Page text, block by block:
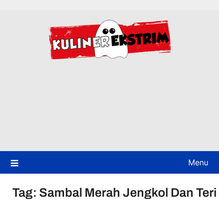
Menu
Tag: Sambal Merah Jengkol Dan Teri